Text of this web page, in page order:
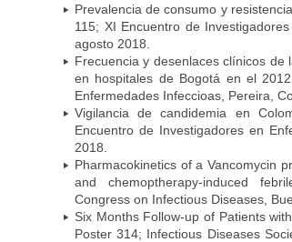
Prevalencia de consumo y
115; XI Encuentro de
agosto 2018.
Frecuencia y desenlaces clínicos
en hospitales de Bogotá en el
Enfermedades Infeccioas, Pereira,
Vigilancia de candidemia en
Encuentro de Investigadores en
2018.
Pharmacokinetics of a Vancomycin
and chemoptherapy-induced
Congress on Infectious Diseases,
Six Months Follow-up of Patients
Poster 314; Infectious Diseases